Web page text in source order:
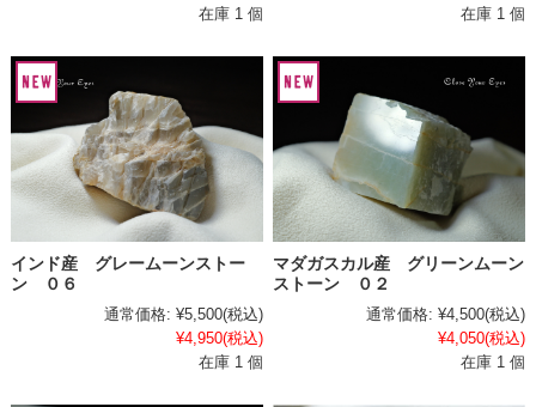
在庫 1 個
在庫 1 個
インド産 グレームーンストー
ン ０６
通常価格: ¥5,500(税込)
¥4,950(税込)
在庫 1 個
マダガスカル産 グリーンムーン
ストーン ０２
通常価格: ¥4,500(税込)
¥4,050(税込)
在庫 1 個